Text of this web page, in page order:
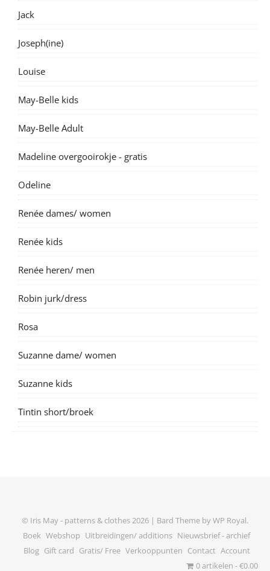
Jack
Joseph(ine)
Louise
May-Belle kids
May-Belle Adult
Madeline overgooirokje - gratis
Odeline
Renée dames/ women
Renée kids
Renée heren/ men
Robin jurk/dress
Rosa
Suzanne dame/ women
Suzanne kids
Tintin short/broek
© Iris May - patterns & clothes 2026 | Bard Theme byWP Royal.
Boek Webshop Uitbreidingen/ additions Nieuwsbrief - archief
Blog Gift card Gratis/ Free Verkooppunten Contact Account
0 artikelen
€0.00